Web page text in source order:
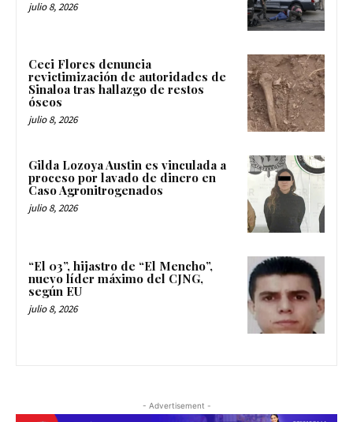
julio 8, 2026
Ceci Flores denuncia
revictimización de autoridades de
Sinaloa tras hallazgo de restos
óseos
julio 8, 2026
Gilda Lozoya Austin es vinculada a
proceso por lavado de dinero en
Caso Agronitrogenados
julio 8, 2026
“El 03”, hijastro de “El Mencho”,
nuevo líder máximo del CJNG,
según EU
julio 8, 2026
- Advertisement -